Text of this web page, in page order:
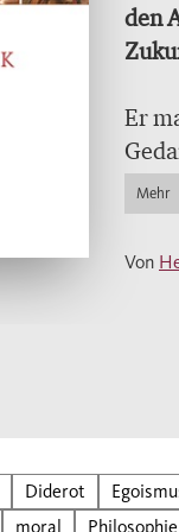
den
Er
in
Mehr
Von
Diderot
moral Philosophie